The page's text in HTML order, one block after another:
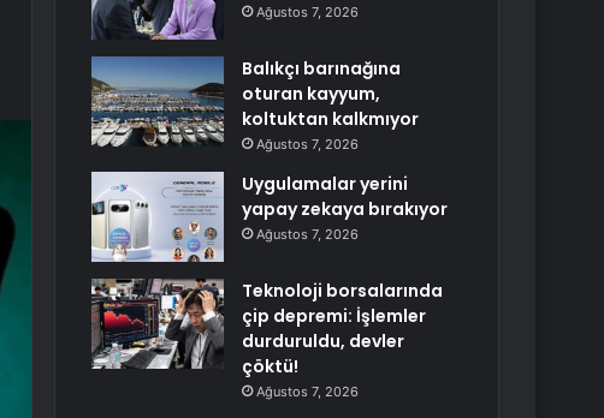
Ağustos 7, 2026
Balıkçı barınağına
oturan kayyum,
koltuktan kalkmıyor
Ağustos 7, 2026
Uygulamalar yerini
yapay zekaya bırakıyor
Ağustos 7, 2026
Teknoloji borsalarında
çip depremi: İşlemler
durduruldu, devler
çöktü!
Ağustos 7, 2026